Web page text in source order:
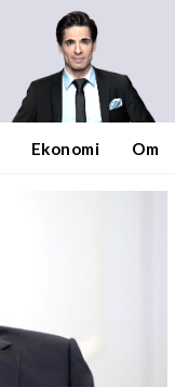
Ekonomi Om